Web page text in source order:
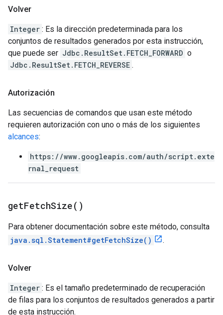
Volver
Integer : Es la dirección predeterminada para los
conjuntos de resultados generados por esta instrucción,
que puede ser Jdbc.ResultSet.FETCH_FORWARD o
Jdbc.ResultSet.FETCH_REVERSE .
Autorización
Las secuencias de comandos que usan este método
requieren autorización con uno o más de los siguientes
alcances:
https://www.googleapis.com/auth/script.exte
rnal_request
getFetchSize( )
Para obtener documentación sobre este método, consulta
java.sql.Statement#getFetchSize()
.
Volver
Integer : Es el tamaño predeterminado de recuperación
de filas para los conjuntos de resultados generados a partir
de esta instrucción.